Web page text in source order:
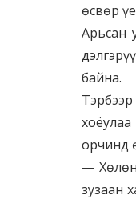
өсвөр
Арьсан
байна.
орчинд
—
зузаан